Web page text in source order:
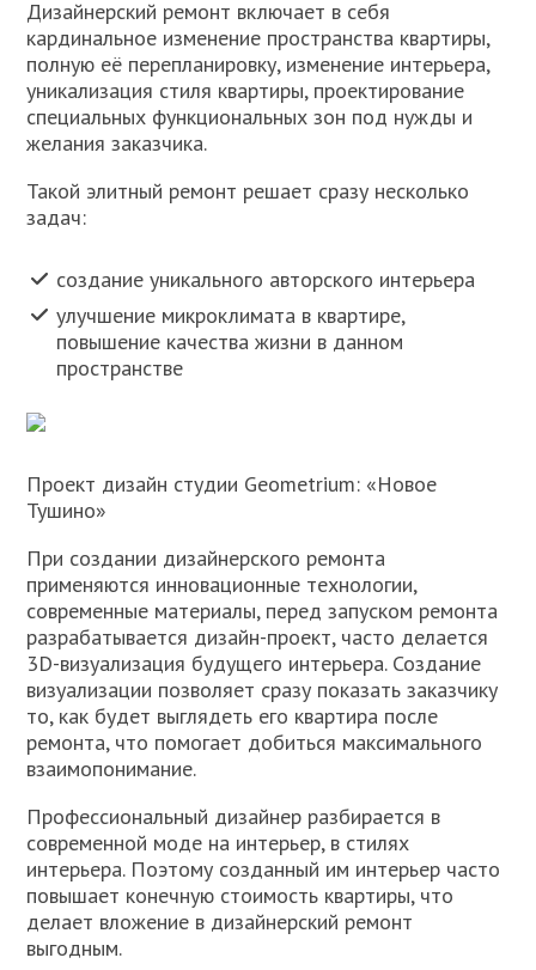
Дизайнерский ремонт включает в себя
кардинальное изменение пространства квартиры,
полную её перепланировку, изменение интерьера,
уникализация стиля квартиры, проектирование
специальных функциональных зон под нужды и
желания заказчика.
Такой элитный ремонт решает сразу несколько
задач:
создание уникального авторского интерьера
улучшение микроклимата в квартире,
повышение качества жизни в данном
пространстве
Проект дизайн студии Geometrium: «Новое
Тушино»
При создании дизайнерского ремонта
применяются инновационные технологии,
современные материалы, перед запуском ремонта
разрабатывается дизайн-проект, часто делается
3D-визуализация будущего интерьера. Создание
визуализации позволяет сразу показать заказчику
то, как будет выглядеть его квартира после
ремонта, что помогает добиться максимального
взаимопонимание.
Профессиональный дизайнер разбирается в
современной моде на интерьер, в стилях
интерьера. Поэтому созданный им интерьер часто
повышает конечную стоимость квартиры, что
делает вложение в дизайнерский ремонт
выгодным.